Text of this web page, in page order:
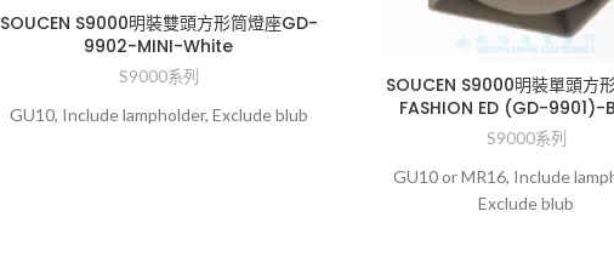
SOUCEN S9000明裝雙頭方形筒燈座GD-
9902-MINI-White
S9000系列
GU10, Include lampholder, Exclude blub
SOUCEN S9000明裝單頭方
FASHION ED (GD-9901)-
S9000系列
GU10 or MR16, Include
Exclude blub